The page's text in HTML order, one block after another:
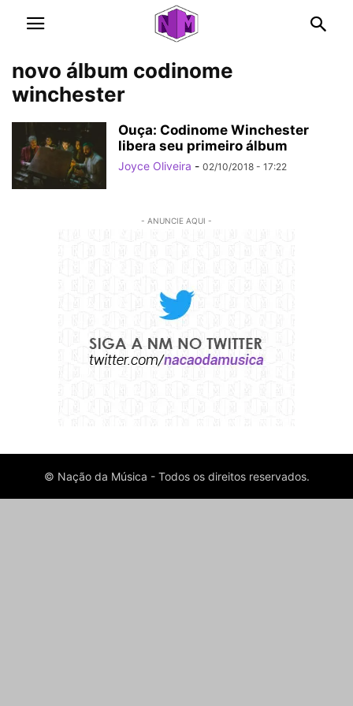
novo álbum codinome
winchester
Ouça: Codinome Winchester
libera seu primeiro álbum
Joyce Oliveira - 02/10/2018 - 17:22
- ANUNCIE AQUI -
© Nação da Música - Todos os direitos reservados.